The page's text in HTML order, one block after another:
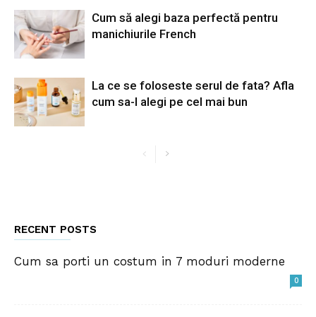
Cum să alegi baza perfectă pentru
manichiurile French
La ce se foloseste serul de fata? Afla
cum sa-l alegi pe cel mai bun
RECENT POSTS
Cum sa porti un costum in 7 moduri moderne
0